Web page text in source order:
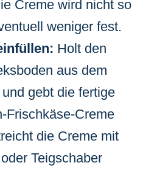
Creme wird nicht so
weniger fest.
Holt den
aus dem
gebt die fertige
Frischkäse-Creme
die Creme mit
Teigschaber